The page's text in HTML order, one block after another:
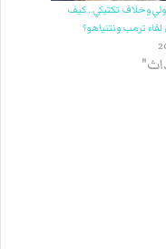
وخلاف تكتيكي.. كيف
ترمب ونتنياهو؟